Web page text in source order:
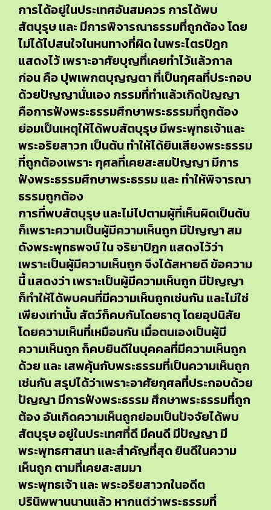
การได้อยู่ในประเทศอันสมควร การได้พบ
สัตบุรุษ และ มีการพิจารณาธรรมที่ถูกต้อง โดย
ไม่ได้ไปสนใจในหนทางที่ผิด ในพระไตรปิฎก
แสดงไว้ เพราะอาศัยบุญที่เคยทำไว้แล้วกาล
ก่อน คือ ปุพเพกตบุญญตา ที่เป็นกุศลที่ประกอบ
ด้วยปัญญานั่นเอง กรรมที่ทำแล้วเกิดปัญญา
คือการฟังพระธรรมศึกษาพระธรรมที่ถูกต้อง
ย่อมเป็นเหตุให้ได้พบสัตบุรุษ มีพระพุทธเจ้าและ
พระอริยสาวก เป็นต้น ทำให้ได้ยินเสียงพระธรรม
ที่ถูกต้องเพราะ กุศลที่เคยสะสมปัญญา มีการ
ฟังพระธรรมศึกษาพระธรรม และ ทำให้พิจารณา
ธรรมถูกต้อง
การที่พบสัตบุรุษ และไม่ไปตามผู้ที่เห็นผิดเป็นต้น
ก็เพราะความเป็นผู้มีความเห็นถูก มีปัญญา สม
ดังพระพุทธพจน์ ใน จริยาปิฎก แสดงไว้ว่า
เพราะเป็นผู้มีความเห็นถูก จึงได้สหายดี ข้อความ
นี้ แสดงว่า เพราะเป็นผู้มีความเห็นถูก มีปัญญา
ก็ทำให้ได้พบคนที่มีความเห็นถูกเช่นกัน และไม่ใช่
เพียงเท่านั้น สัตว์ก็คบกันโดยธาตุ โดยอุปนิสัย
โดยความเห็นที่เหมือนกัน เมื่อตนเองเป็นผู้มี
ความเห็นถูก ก็คบยินดีในบุคคลที่มีความเห็นถูก
ด้วย และ เสพคุ้นกับพระธรรมที่เป็นความเห็นถูก
เช่นกัน สรุปได้ว่าเพราะอาศัยกุศลที่ประกอบด้วย
ปัญญา มีการฟังพระธรรม ศึกษาพระธรรมที่ถูก
ต้อง อันเกิดความเห็นถูกย่อมเป็นปัจจัยได้พบ
สัตบุรุษ อยู่ในประเทศที่ดี มีคนดี มีปัญญา มี
พระพุทธศาสนา และสำคัญที่สุด ยินดีในความ
เห็นถูก ตามที่เคยสะสมมา
พระพุทธเจ้า และ พระอริยสาวกในอดีต
ปรินิพพานนานแล้ว หากแต่ว่าพระธรรมที่